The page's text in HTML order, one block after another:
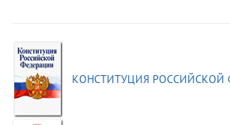
КОНСТИТУЦИЯ РОССИЙСКОЙ